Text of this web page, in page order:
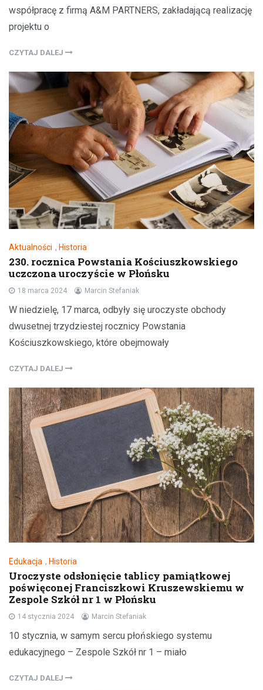
współpracę z firmą A&M PARTNERS, zakładającą realizację
projektu o
CZYTAJ DALEJ
Aktualności , Historia
230. rocznica Powstania Kościuszkowskiego
uczczona uroczyście w Płońsku
18 marca 2024 Marcin Stefaniak
W niedzielę, 17 marca, odbyły się uroczyste obchody
dwusetnej trzydziestej rocznicy Powstania
Kościuszkowskiego, które obejmowały
CZYTAJ DALEJ
Edukacja , Historia
Uroczyste odsłonięcie tablicy pamiątkowej
poświęconej Franciszkowi Kruszewskiemu w
Zespole Szkół nr 1 w Płońsku
14 stycznia 2024 Marcin Stefaniak
10 stycznia, w samym sercu płońskiego systemu
edukacyjnego – Zespole Szkół nr 1 – miało
CZYTAJ DALEJ